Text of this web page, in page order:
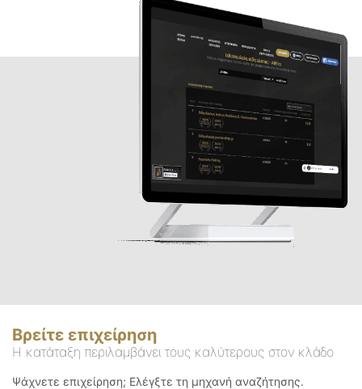
Βρείτε επιχείρηση
Η κατάταξη περιλαμβάνει τους καλύτερους στον κλάδο
Ψάχνετε επιχείρηση; Ελέγξτε τη μηχανή αναζήτησης.